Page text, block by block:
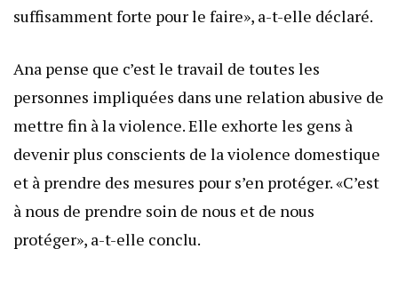
suffisamment forte pour le faire», a-t-elle déclaré.
Ana pense que c’est le travail de toutes les
personnes impliquées dans une relation abusive de
mettre fin à la violence. Elle exhorte les gens à
devenir plus conscients de la violence domestique
et à prendre des mesures pour s’en protéger. «C’est
à nous de prendre soin de nous et de nous
protéger», a-t-elle conclu.